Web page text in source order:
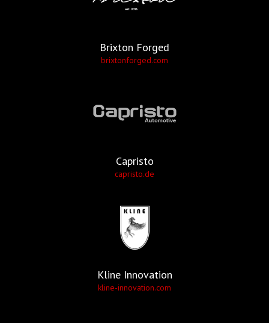
Brixton Forged
brixtonforged.com
Capristo
capristo.de
Kline Innovation
kline-innovation.com